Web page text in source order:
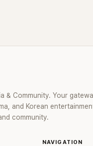
& Community. Your
and Korean
community.
NAVIGATION